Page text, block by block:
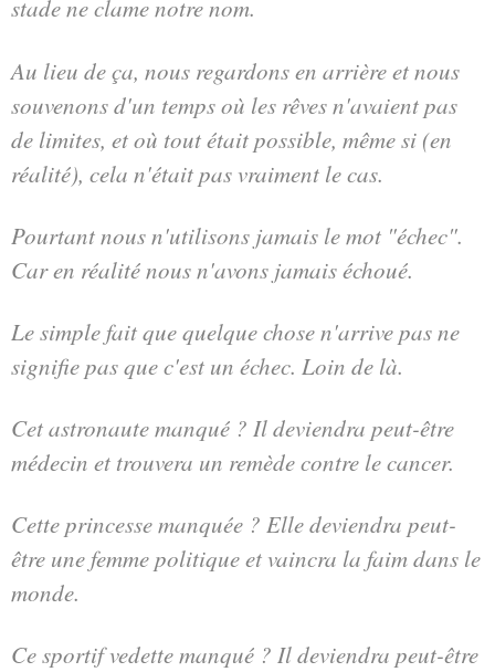
stade ne clame notre nom.
Au lieu de ça, nous regardons en arrière et nous
souvenons d'un temps où les rêves n'avaient pas
de limites, et où tout était possible, même si (en
réalité), cela n'était pas vraiment le cas.
Pourtant nous n'utilisons jamais le mot "échec".
Car en réalité nous n'avons jamais échoué.
Le simple fait que quelque chose n'arrive pas ne
signifie pas que c'est un échec. Loin de là.
Cet astronaute manqué ? Il deviendra peut-être
médecin et trouvera un remède contre le cancer.
Cette princesse manquée ? Elle deviendra peut-
être une femme politique et vaincra la faim dans le
monde.
Ce sportif vedette manqué ? Il deviendra peut-être